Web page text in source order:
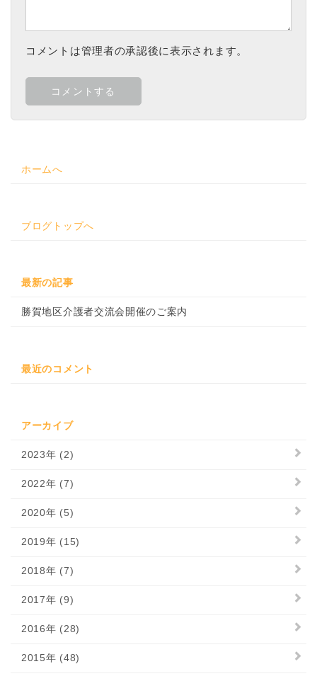
コメントは管理者の承認後に表示されます。
ホームへ
ブログトップへ
最新の記事
勝賀地区介護者交流会開催のご案内
最近のコメント
アーカイブ
2023年 (2)
2022年 (7)
2020年 (5)
2019年 (15)
2018年 (7)
2017年 (9)
2016年 (28)
2015年 (48)